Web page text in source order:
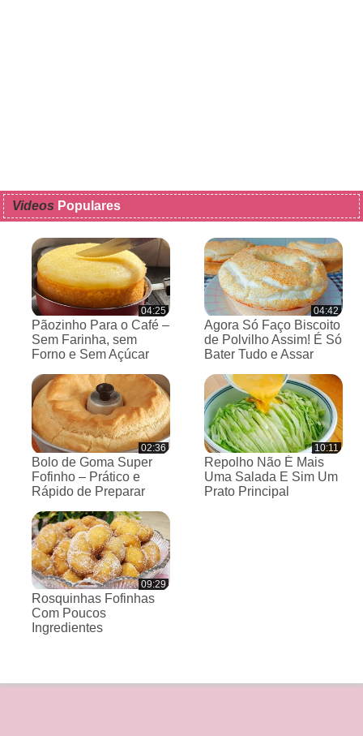
Videos Populares
04:25
Pãozinho Para o Café –
Sem Farinha, sem
Forno e Sem Açúcar
04:42
Agora Só Faço Biscoito
de Polvilho Assim! É Só
Bater Tudo e Assar
02:36
Bolo de Goma Super
Fofinho – Prático e
Rápido de Preparar
10:11
Repolho Não É Mais
Uma Salada E Sim Um
Prato Principal
09:29
Rosquinhas Fofinhas
Com Poucos
Ingredientes